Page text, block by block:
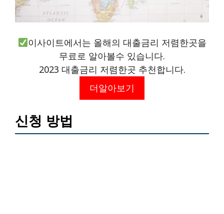
이사이트에서는 올해의 대출금리 저렴한곳을
무료로 알아볼수 있습니다.
2023 대출금리 저렴한곳 추천합니다.
더알아보기
신청 방법